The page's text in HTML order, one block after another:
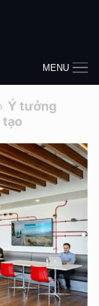
MENU
Ý tưởng